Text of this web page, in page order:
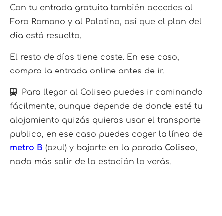
Con tu entrada gratuita también accedes al
Foro Romano y al Palatino, así que el plan del
día está resuelto.
El resto de días tiene coste. En ese caso,
compra la entrada online antes de ir.
Para llegar al Coliseo puedes ir caminando
fácilmente, aunque depende de donde esté tu
alojamiento quizás quieras usar el transporte
publico, en ese caso puedes coger la línea de
metro B (azul) y bajarte en la parada Coliseo,
nada más salir de la estación lo verás.